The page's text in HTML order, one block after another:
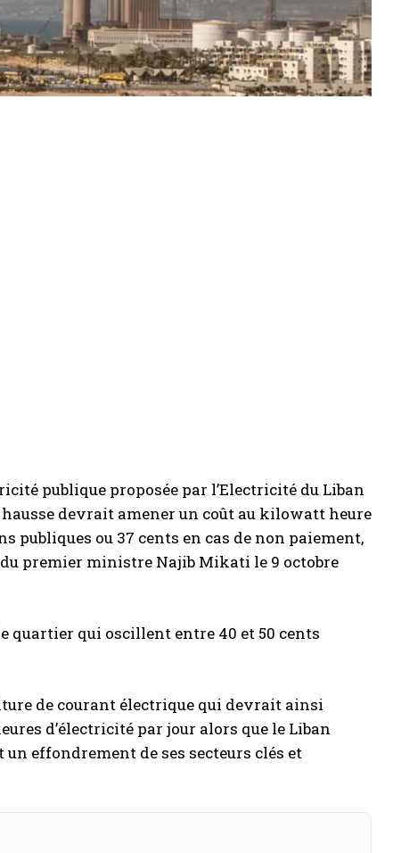
publique proposée par l’Electricité du Liban
devrait amener un coût au kilowatt heure
publiques ou 37 cents en cas de non paiement,
premier ministre Najib Mikati le 9 octobre
quartier qui oscillent entre 40 et 50 cents
de courant électrique qui devrait ainsi
d’électricité par jour alors que le Liban
effondrement de ses secteurs clés et